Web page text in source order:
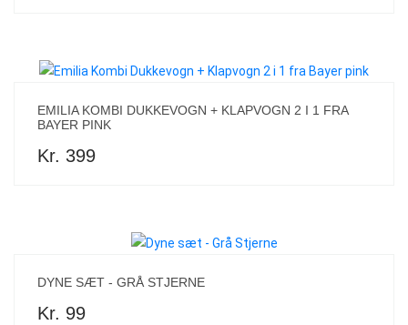
EMILIA KOMBI DUKKEVOGN + KLAPVOGN 2 I 1 FRA
BAYER PINK
Kr. 399
DYNE SÆT - GRÅ STJERNE
Kr. 99